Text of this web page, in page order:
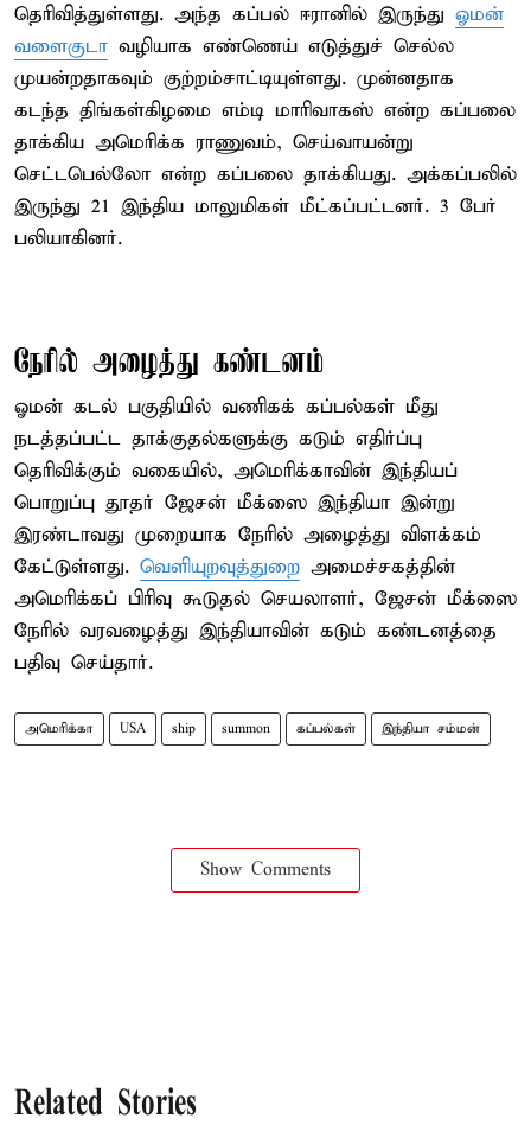
தெரிவித்துள்ளது. அந்த கப்பல் ஈரானில் இருந்து ஓமன்
வளைகுடா வழியாக எண்ணெய் எடுத்துச் செல்ல
முயன்றதாகவும் குற்றம்சாட்டியுள்ளது. முன்னதாக
கடந்த திங்கள்கிழமை எம்டி மாரிவாகஸ் என்ற கப்பலை
தாக்கிய அமெரிக்க ராணுவம், செய்வாயன்று
செட்டபெல்லோ என்ற கப்பலை தாக்கியது. அக்கப்பலில்
இருந்து 21 இந்திய மாலுமிகள் மீட்கப்பட்டனர். 3 பேர்
பலியாகினர்.
நேரில் அழைத்து கண்டனம்
ஓமன் கடல் பகுதியில் வணிகக் கப்பல்கள் மீது
நடத்தப்பட்ட தாக்குதல்களுக்கு கடும் எதிர்ப்பு
தெரிவிக்கும் வகையில், அமெரிக்காவின் இந்தியப்
பொறுப்பு தூதர் ஜேசன் மீக்ஸை இந்தியா இன்று
இரண்டாவது முறையாக நேரில் அழைத்து விளக்கம்
கேட்டுள்ளது. வெளியுறவுத்துறை அமைச்சகத்தின்
அமெரிக்கப் பிரிவு கூடுதல் செயலாளர், ஜேசன் மீக்ஸை
நேரில் வரவழைத்து இந்தியாவின் கடும் கண்டனத்தை
பதிவு செய்தார்.
அமெரிக்கா USA ship summon கப்பல்கள் இந்தியா சம்மன்
Show Comments
Related Stories